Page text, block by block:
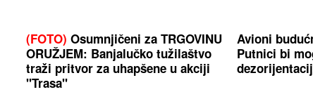
(FOTO) Osumnjičeni za TRGOVINU
ORUŽJEM: Banjalučko tužilaštvo
traži pritvor za uhapšene u akciji
"Trasa"
Avioni
Putnici bi